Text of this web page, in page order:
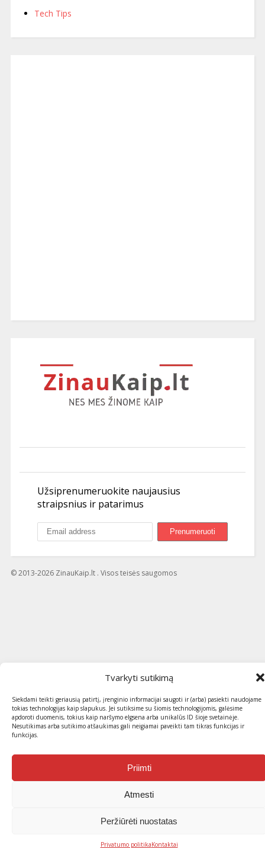
Tvarkyti sutikimą
Siekdami teikti geriausią patirtį, įrenginio informacijai saugoti ir (arba) pasiekti naudojame
tokias technologijas kaip slapukus. Jei sutiksime su šiomis technologijomis, galėsime
apdoroti duomenis, tokius kaip naršymo elgsena arba unikalūs ID šioje svetainėje.
Nesutikimas arba sutikimo atšaukimas gali neigiamai paveikti tam tikras funkcijas ir
funkcijas.
Priimti
Atmesti
Peržiūrėti nuostatas
Privatumo politikaKontaktai
Tech Tips
Užsiprenumeruokite naujausius
straipsnius ir patarimus
© 2013-2026 ZinauKaip.lt . Visos teisės saugomos